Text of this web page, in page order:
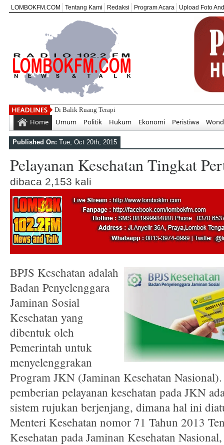
LOMBOKFM.COM Tentang Kami Redaksi Program Acara Upload Foto
Di Balik Ruang Terapi, Ada Komitmen Besar S
Home Umum Politik Hukum Ekonomi Peristiwa
Published On: Tue, Oct 20th, 2015
Pelayanan Kesehatan Tingkat
dibaca 2,153 kali
BPJS Kesehatan adalah
Badan Penyelenggara
Jaminan Sosial
Kesehatan yang
dibentuk oleh
Pemerintah untuk
menyelenggrakan
Program JKN (Jaminan Kesehatan
pemberian pelayanan kesehatan pada JKN
sistem rujukan berjenjang, dimana hal ini
Menteri Kesehatan nomor 71 Tahun 2013
Kesehatan pada Jaminan Kesehatan